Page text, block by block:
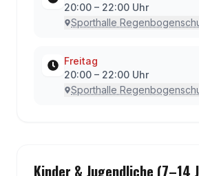
20:00 – 22:00 Uhr
Sporthalle
Freitag
20:00 – 22:00 Uhr
Sporthalle
Kinder & Jugendliche (7–14